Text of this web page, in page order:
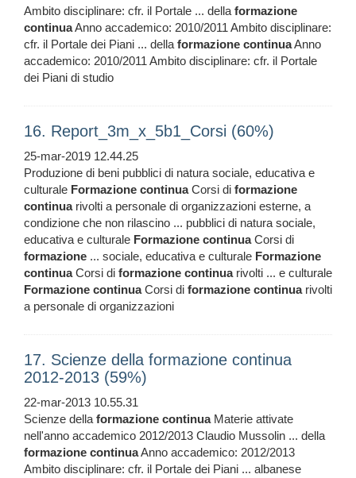
Ambito disciplinare: cfr. il Portale ... dellaformazione
continuaAnno accademico: 2010/2011 Ambito disciplinare:
cfr. il Portale dei Piani ... dellaformazione continuaAnno
accademico: 2010/2011 Ambito disciplinare: cfr. il Portale
dei Piani di studio
16. Report_3m_x_5b1_Corsi (60%)
25-mar-2019 12.44.25
Produzione di beni pubblici di natura sociale, educativa e
culturale Formazione continuaCorsi di formazione
continuarivolti a personale di organizzazioni esterne, a
condizione che non rilascino ... pubblici di natura sociale,
educativa e culturale Formazione continuaCorsi di
formazione ... sociale, educativa e culturale Formazione
continuaCorsi di formazione continuarivolti ... e culturale
Formazione continuaCorsi di formazione continuarivolti
a personale di organizzazioni
17. Scienze della formazione continua
2012-2013 (59%)
22-mar-2013 10.55.31
Scienze dellaformazione continuaMaterie attivate
nell'anno accademico 2012/2013 Claudio Mussolin ... della
formazione continuaAnno accademico: 2012/2013
Ambito disciplinare: cfr. il Portale dei Piani ... albanese